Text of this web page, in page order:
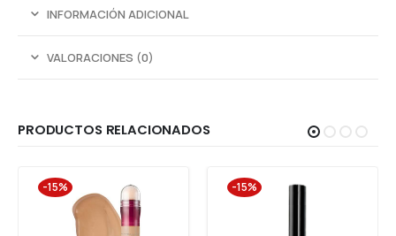
INFORMACIÓN ADICIONAL
VALORACIONES (0)
PRODUCTOS RELACIONADOS
-15% -15%